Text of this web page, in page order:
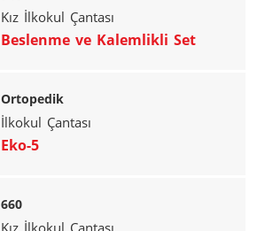
Kız İlkokul Çantası
Beslenme ve Kalemlikli Set
Ortopedik
İlkokul Çantası
Eko-5
660
Kız İlkokul Çantası